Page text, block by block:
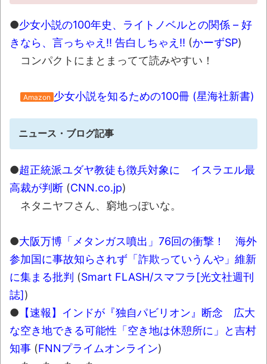
辺飯ｗｗｗｗｗｗｗｗｗｗｗｗｗｗｗNEW!
【動画】急病人？横須賀の国道16号でおか
しな事故が撮影される。NEW!
【最終日】「一勝千金 6」「MAJOR
2nd（32）」「球詠 19」ほか、最新巻も50％
還元！【Amazonマンガ毎週末セール アツいス
【悲報】ショートスリーパー堀大輔さん、
「寝た方がいい」などと誹謗中傷され配信中に
泣き出してしまう
して放った究極の技 これだけは使いたくなか
ったのに・・・」とのこと。
わずか３センチ！ 極小カブトムシ発見
デザインが悪夢すぎるwww
まっぷたつに…日本レトロゲーム協会がゲー
ムソフトCDの劣化について問題提起 他
●少女小説の100年史、ライトノベルとの関係 – 好
きなら、言っちゃえ!! 告白しちゃえ!! (かーずSP)
コンパクトにまとまってて読みやすい！
Amazon 少女小説を知るための100冊 (星海社新書)
ニュース・ブログ記事
●超正統派ユダヤ教徒も徴兵対象に イスラエル最
高裁が判断 (CNN.co.jp)
ネタニヤフさん、窮地っぽいな。
●大阪万博「メタンガス噴出」76回の衝撃！ 海外
参加国に事故知らされず「詐欺っていうんや」維新
に集まる批判 (Smart FLASH/スマフラ[光文社週刊
誌])
● 【速報】インドが『独自パビリオン』断念 広大
な空き地できる可能性「空き地は休憩所に」と吉村
知事 (FNNプライムオンライン)